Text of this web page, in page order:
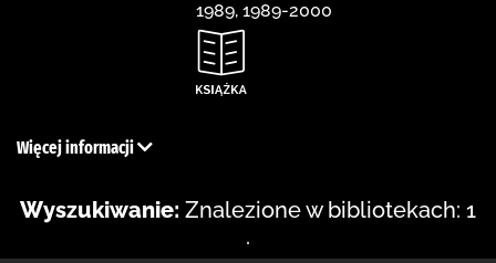
1989, 1989-2000
Więcej informacji
Wyszukiwanie: Znalezione w bibliotekach: 1
.